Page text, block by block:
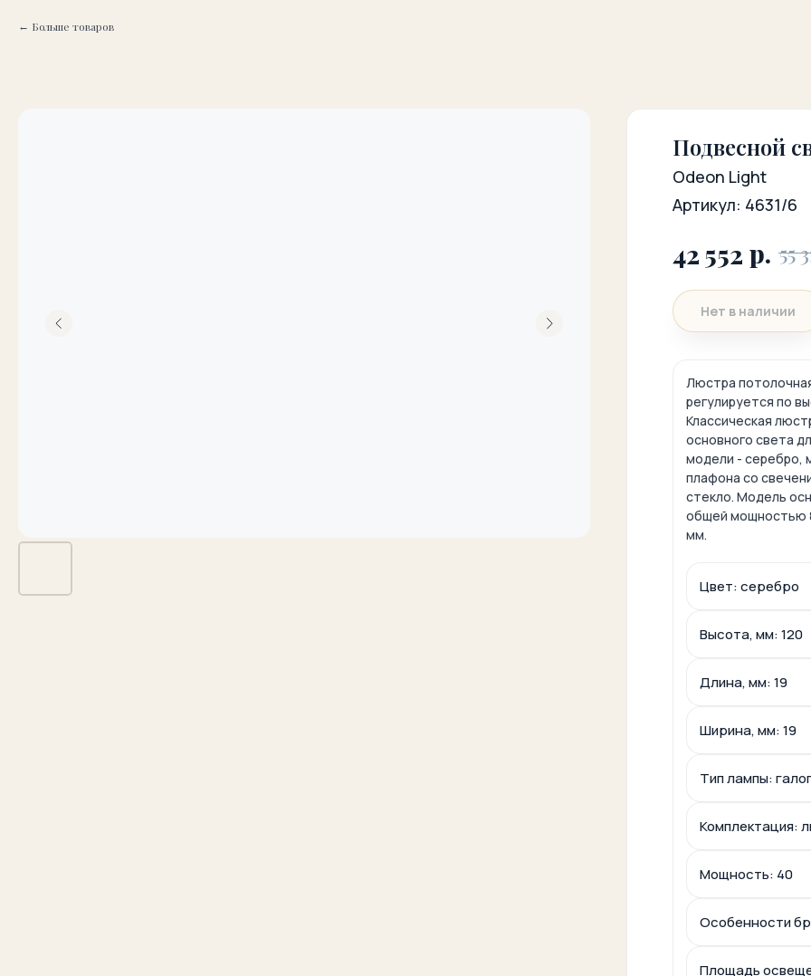
Больше товаров
Подвесной
Odeon Light
Артикул: 4631/6
42 552 р. 55
Нет в наличии
Люстра
регулируется по
Классическая
основного света
модели - серебро,
плафона со
стекло. Модель
общей мощностью
мм.
Цвет: серебро
Высота, мм: 120
Длина, мм: 19
Ширина, мм: 19
Тип лампы:
Комплектация:
Мощность: 40
Особенности
Площадь